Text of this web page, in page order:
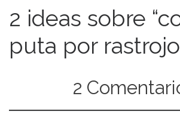
2 ideas sobre
puta por
2